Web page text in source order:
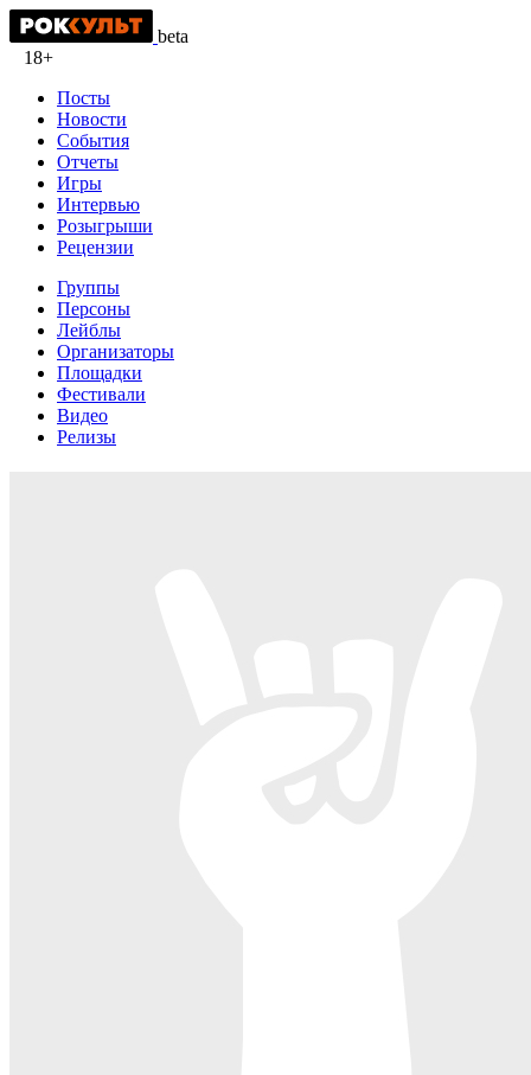
beta
18+
Посты
Новости
События
Отчеты
Игры
Интервью
Розыгрыши
Рецензии
Группы
Персоны
Лейблы
Организаторы
Площадки
Фестивали
Видео
Релизы